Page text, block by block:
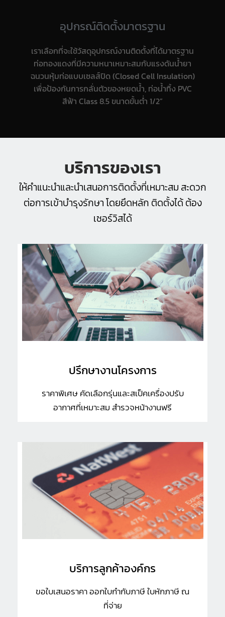
อุปกรณ์ติดตั้งมาตรฐาน
เราเลือกที่จะใช้วัสดุอุปกรณ์งานติดตั้งที่ได้มาตรฐาน
ท่อทองแดงที่มีความหนาเหมาะสมกับแรงดันน้ำยา
ฉนวนหุ้มท่อแบบเซลส์ปิด (Closed Cell Insulation)
เพื่อป้องกันการกลั่นตัวของหยดน้ำ, ท่อน้ำทิ้ง PVC
สีฟ้า Class 8.5 ขนาดขั้นต่ำ 1/2”
บริการของเรา
ให้คำแนะนำและนำเสนอการติดตั้งที่เหมาะสม สะดวก
ต่อการเข้าบำรุงรักษา โดยยึดหลัก ติดตั้งได้ ต้อง
เซอร์วิสได้
ปรึกษางานโครงการ
ราคาพิเศษ คัดเลือกรุ่นและสเป็คเครื่องปรับ
อากาศที่เหมาะสม สำรวจหน้างานฟรี
บริการลูกค้าองค์กร
ขอใบเสนอราคา ออกใบกำกับภาษี ใบหักภาษี ณ
ที่จ่าย